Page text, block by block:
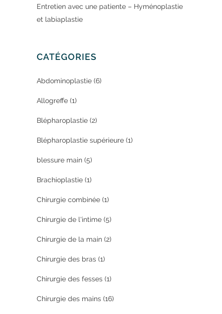
Entretien avec une patiente – Hyménoplastie
et labiaplastie
CATÉGORIES
Abdominoplastie (6)
Allogreffe (1)
Blépharoplastie (2)
Blépharoplastie supérieure (1)
blessure main (5)
Brachioplastie (1)
Chirurgie combinée (1)
Chirurgie de l'intime (5)
Chirurgie de la main (2)
Chirurgie des bras (1)
Chirurgie des fesses (1)
Chirurgie des mains (16)